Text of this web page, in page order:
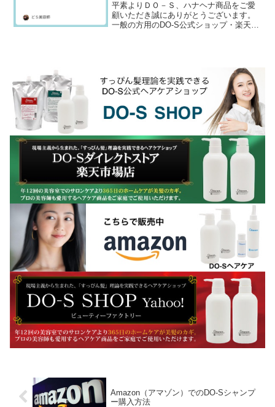
平素よりＤＯ－Ｓ、ハナヘナ商品をご愛
顧いただき誠にありがとうございます。
一般の方用のDO-S公式ショップ・楽天市
Amazon（アマゾン）でのDO-Sシャンプ
ー購入方法